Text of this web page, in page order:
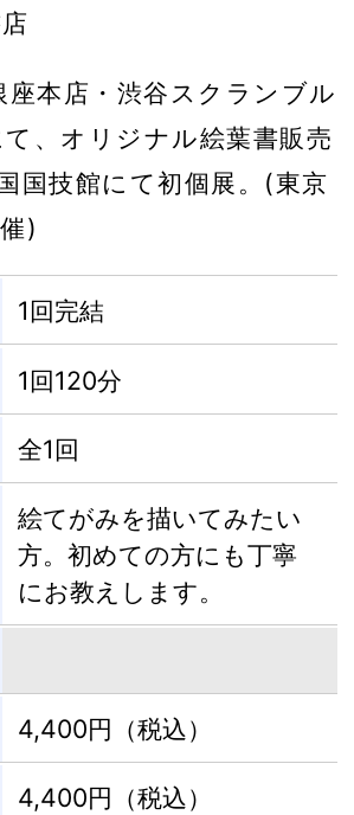
本店・渋谷スクランブル
、オリジナル絵葉書販売
国技館にて初個展。(東京
)
1回完結
1回120分
全1回
絵てがみを描いてみたい
方。初めての方にも丁寧
にお教えします。
4,400円（税込）
4,400円（税込）